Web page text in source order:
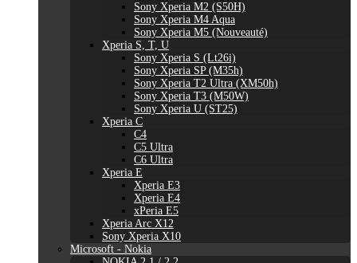
Sony Xperia M2 (S50H)
Sony Xperia M4 Aqua
Sony Xperia M5 (Nouveauté)
Xperia S, T, U
Sony Xperia S (Lt26i)
Sony Xperia SP (M35h)
Sony Xperia T2 Ultra (XM50h)
Sony Xperia T3 (M50W)
Sony Xperia U (ST25)
Xperia C
C4
C5 Ultra
C6 Ultra
Xperia E
Xperia E3
Xperia E4
xPeria E5
Xperia Arc X12
Sony Xperia X10
Microsoft - Nokia